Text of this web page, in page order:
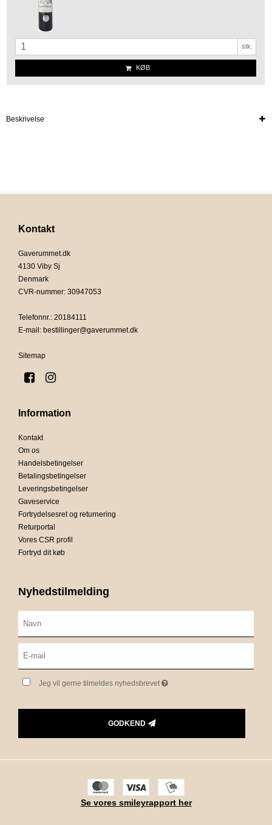
stk.
KØB
Beskrivelse
Kontakt
Gaverummet.dk
4130 Viby Sj
Denmark
CVR-nummer: 30947053
Telefonnr.: 20184111
E-mail : bestillinger@gaverummet.dk
Sitemap
Information
Kontakt
Om os
Handelsbetingelser
Betalingsbetingelser
Leveringsbetingelser
Gaveservice
Fortrydelsesret og returnering
Returportal
Vores CSR profil
Fortryd dit køb
Nyhedstilmelding
Jeg vil gerne tilmeldes nyhedsbrevet
GODKEND
Se vores smileyrapport her